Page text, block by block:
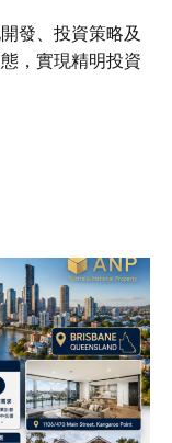
發、投資策略及
，實現精明投資